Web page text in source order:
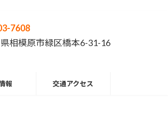
7608
相模原市緑区橋本6-31-16
報 交通アクセス